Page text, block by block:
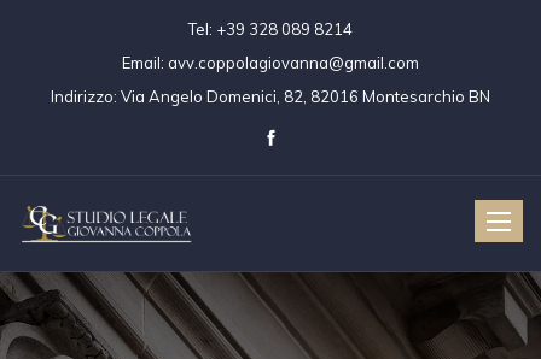
Tel: +39 328 089 8214
Email: avv.coppolagiovanna@gmail.com
Indirizzo: Via Angelo Domenici, 82, 82016 Montesarchio BN
Toggle